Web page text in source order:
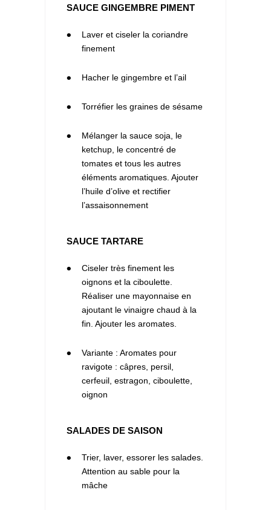
SAUCE GINGEMBRE PIMENT
Laver et ciseler la coriandre
finement
Hacher le gingembre et l’ail
Torréfier les graines de sésame
Mélanger la sauce soja, le
ketchup, le concentré de
tomates et tous les autres
éléments aromatiques. Ajouter
l’huile d’olive et rectifier
l’assaisonnement
SAUCE TARTARE
Ciseler très finement les
oignons et la ciboulette.
Réaliser une mayonnaise en
ajoutant le vinaigre chaud à la
fin. Ajouter les aromates.
Variante : Aromates pour
ravigote : câpres, persil,
cerfeuil, estragon, ciboulette,
oignon
SALADES DE SAISON
Trier, laver, essorer les salades.
Attention au sable pour la
mâche